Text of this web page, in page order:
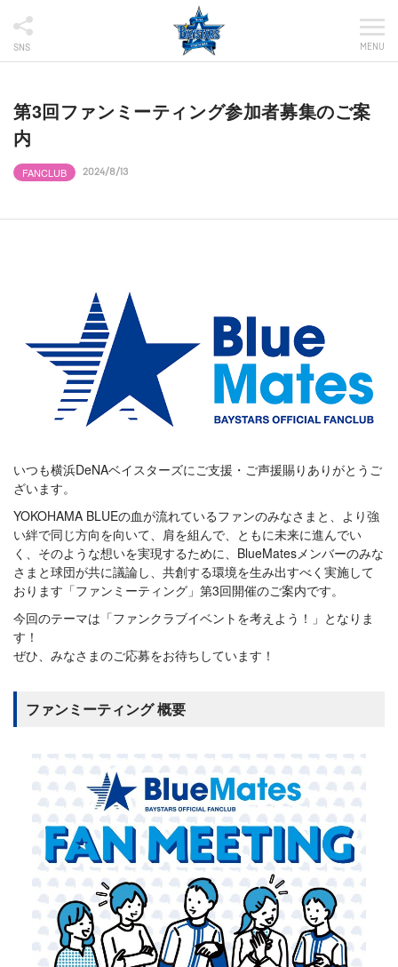
SNS MENU
第3回ファンミーティング参加者募集のご案
内
FANCLUB 2024/8/13
いつも横浜DeNAベイスターズにご支援・ご声援賜りありがとうご
ざいます。
YOKOHAMA BLUEの血が流れているファンのみなさまと、より強
い絆で同じ方向を向いて、肩を組んで、ともに未来に進んでい
く、そのような想いを実現するために、BlueMatesメンバーのみな
さまと球団が共に議論し、共創する環境を生み出すべく実施して
おります「ファンミーティング」第3回開催のご案内です。
今回のテーマは「ファンクラブイベントを考えよう！」となりま
す！
ぜひ、みなさまのご応募をお待ちしています！
ファンミーティング 概要